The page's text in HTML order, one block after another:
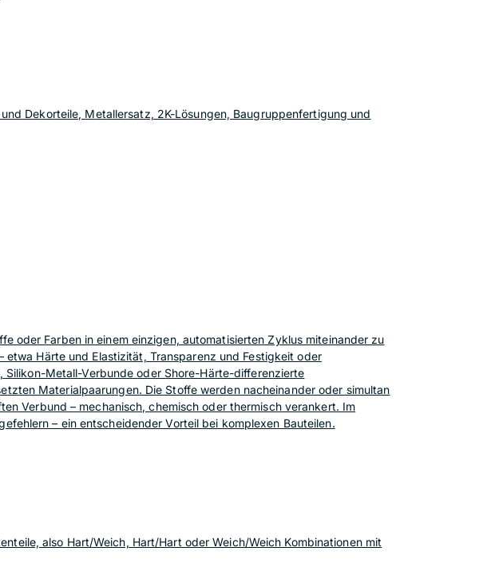
Dekorteile, Metallersatz, 2K-Lösungen, Baugruppenfertigung und
oder Farben in einem einzigen, automatisierten Zyklus miteinander zu
Härte und Elastizität, Transparenz und Festigkeit oder
Metall-Verbunde oder Shore-Härte-differenzierte
Materialpaarungen. Die Stoffe werden nacheinander oder simultan
Verbund – mechanisch, chemisch oder thermisch verankert. Im
– ein entscheidender Vorteil bei komplexen Bauteilen.
also Hart/Weich, Hart/Hart oder Weich/Weich Kombinationen mit